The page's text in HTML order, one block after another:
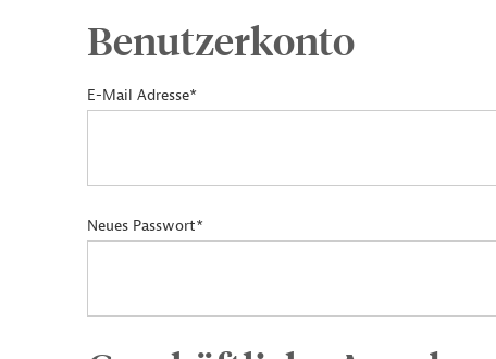
Benutzerkonto
E-Mail Adresse*
Neues Passwort*